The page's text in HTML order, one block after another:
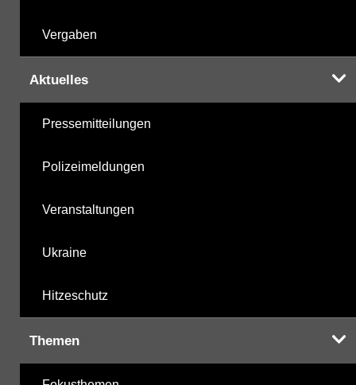
Vergaben
Aktuelles
Pressemitteilungen
Polizeimeldungen
Veranstaltungen
Ukraine
Hitzeschutz
Themen